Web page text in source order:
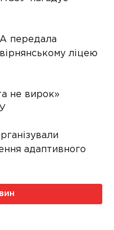
передала
ліцею
не вирок»
адаптивного